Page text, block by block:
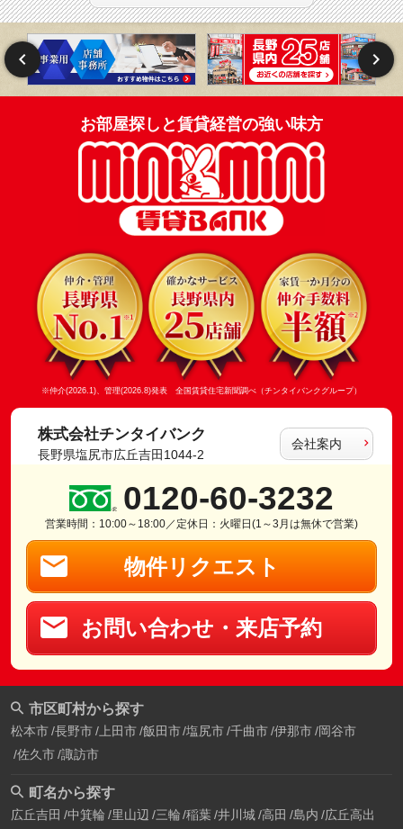
お部屋探しと賃貸経営の強い味方
※仲介(2026.1)、管理(2026.8)発表 全国賃貸住宅新聞調べ（チンタイバンクグループ）
株式会社チンタイバンク
長野県塩尻市広丘吉田1044-2
会社案内
0120-60-3232
営業時間：10:00～18:00／定休日：火曜日(1～3月は無休で営業)
物件リクエスト
お問い合わせ・来店予約
市区町村から探す
松本市 長野市 上田市 飯田市 塩尻市 千曲市 伊那市 岡谷市
佐久市 諏訪市
町名から探す
広丘吉田 中箕輪 里山辺 三輪 稲葉 井川城 高田 島内 広丘高出